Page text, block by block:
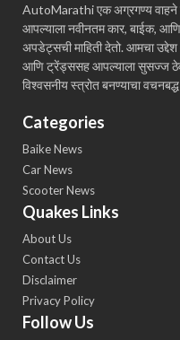
AutoMarathi एक अग्रगण्य वाहने
आपल्याला नवीनतम कार, बाईक,
अपडेट्सची माहिती देतो. आमचा उद्देश
आणि ट्रेंड्ससह आपल्याला सुसज्ज
विश्वसनीय स्त्रोत बनण्याचा
Categories
Baike News
Car News
Scooter News
Quakes Links
About Us
Contact Us
Disclaimer
Privacy Policy
Follow Us